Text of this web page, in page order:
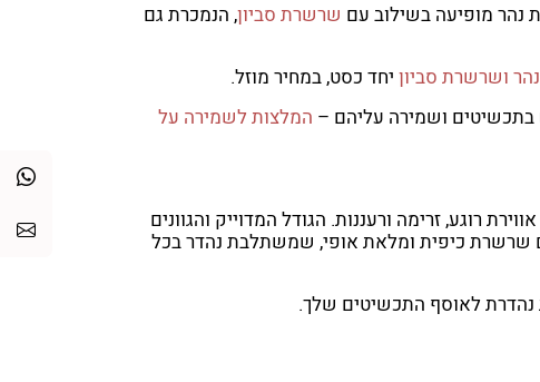
נהר מופיעה בשילוב עם שרשרת סביון, הנמכרת גם
ושרשרת סביון יחד כסט, במחיר מוזל.
ושמירה עליהם – המלצות לשמירה על
רוגע, זרימה ורעננות. הגודל המדוייק והגוונים
שרשרת כיפית ומלאת אופי, שמשתלבת נהדר בכל
לאוסף התכשיטים שלך.